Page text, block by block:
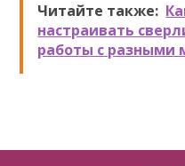
Читайте также:
настраивать
работы с разными